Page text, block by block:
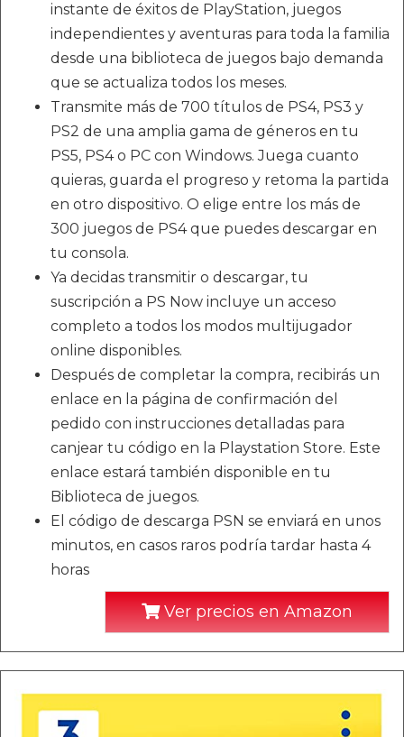
instante de éxitos de PlayStation, juegos
independientes y aventuras para toda la familia
desde una biblioteca de juegos bajo demanda
que se actualiza todos los meses.
Transmite más de 700 títulos de PS4, PS3 y
PS2 de una amplia gama de géneros en tu
PS5, PS4 o PC con Windows. Juega cuanto
quieras, guarda el progreso y retoma la partida
en otro dispositivo. O elige entre los más de
300 juegos de PS4 que puedes descargar en
tu consola.
Ya decidas transmitir o descargar, tu
suscripción a PS Now incluye un acceso
completo a todos los modos multijugador
online disponibles.
Después de completar la compra, recibirás un
enlace en la página de confirmación del
pedido con instrucciones detalladas para
canjear tu código en la Playstation Store. Este
enlace estará también disponible en tu
Biblioteca de juegos.
El código de descarga PSN se enviará en unos
minutos, en casos raros podría tardar hasta 4
horas
Ver precios en Amazon